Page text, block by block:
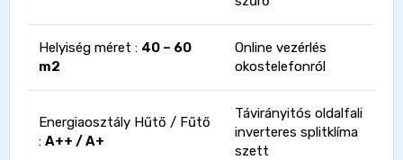
Helyiség méret : 40 – 60
m2
Online vezérlés
okostelefonról
Energiaosztály Hűtő / Fűtő
: A++ / A+
Távirányitós oldalfali
inverteres splitklíma
szett